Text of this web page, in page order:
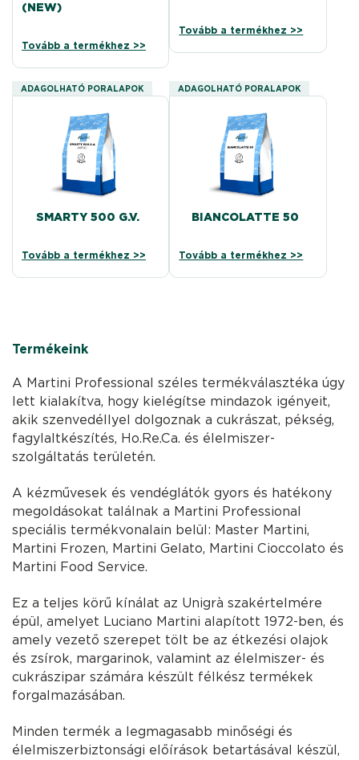
(NEW)
Tovább a termékhez >>
Tovább a termékhez >>
ADAGOLHATÓ PORALAPOK
SMARTY 500 G.V.
Tovább a termékhez >>
ADAGOLHATÓ PORALAPOK
BIANCOLATTE 50
Tovább a termékhez >>
Termékeink
A Martini Professional széles termékválasztéka úgy
lett kialakítva, hogy kielégítse mindazok igényeit,
akik szenvedéllyel dolgoznak a cukrászat, pékség,
fagylaltkészítés, Ho.Re.Ca. és élelmiszer-
szolgáltatás területén.
A kézművesek és vendéglátók gyors és hatékony
megoldásokat találnak a Martini Professional
speciális termékvonalain belül: Master Martini,
Martini Frozen, Martini Gelato, Martini Cioccolato és
Martini Food Service.
Ez a teljes körű kínálat az Unigrà szakértelmére
épül, amelyet Luciano Martini alapított 1972-ben, és
amely vezető szerepet tölt be az étkezési olajok
és zsírok, margarinok, valamint az élelmiszer- és
cukrászipar számára készült félkész termékek
forgalmazásában.
Minden termék a legmagasabb minőségi és
élelmiszerbiztonsági előírások betartásával készül,